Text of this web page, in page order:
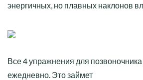
энергичных, но плавных наклонов
Все 4 упражнения для
ежедневно. Это займет